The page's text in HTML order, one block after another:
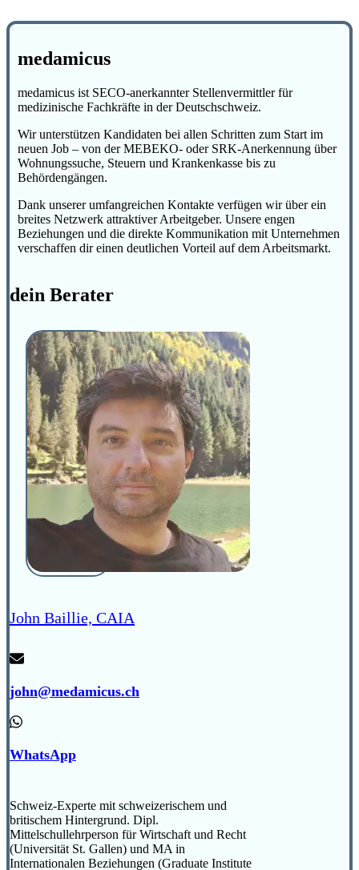
medamicus
medamicus ist SECO-anerkannter Stellenvermittler für
medizinische Fachkräfte in der Deutschschweiz.
Wir unterstützen Kandidaten bei allen Schritten zum Start im
neuen Job – von der MEBEKO- oder SRK-Anerkennung über
Wohnungssuche, Steuern und Krankenkasse bis zu
Behördengängen.
Dank unserer umfangreichen Kontakte verfügen wir über ein
breites Netzwerk attraktiver Arbeitgeber. Unsere engen
Beziehungen und die direkte Kommunikation mit Unternehmen
verschaffen dir einen deutlichen Vorteil auf dem Arbeitsmarkt.
dein Berater
John Baillie, CAIA
john@medamicus.ch
WhatsApp
Schweiz-Experte mit schweizerischem und
britischem Hintergrund. Dipl.
Mittelschullehrperson für Wirtschaft und Recht
(Universität St. Gallen) und MA in
Internationalen Beziehungen (Graduate Institute